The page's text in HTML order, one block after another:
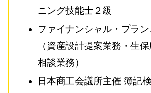
ニング技能士２級
ファイナンシャル・プラ
（資産設計提案業務・生
相談業務）
日本商工会議所主催 簿記